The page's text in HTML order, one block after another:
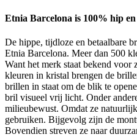
Etnia Barcelona is 100% hip en
De hippe, tijdloze en betaalbare
Etnia Barcelona. Meer dan 500
Want het merk staat bekend
kleuren in kristal brengen de
brillen in staat om de blik te
bril visueel vrij licht. Onder
milieubewust. Omdat ze
gebruiken. Bijgevolg zijn de
Bovendien streven ze naar